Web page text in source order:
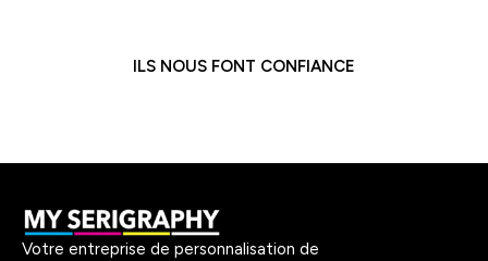
ILS NOUS FONT CONFIANCE
Votre entreprise de personnalisation de